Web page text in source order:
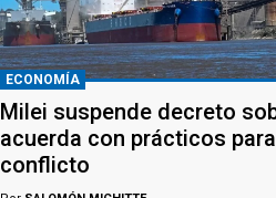
ECONOMÍA
Milei suspende decreto
acuerda con prácticos
conflicto